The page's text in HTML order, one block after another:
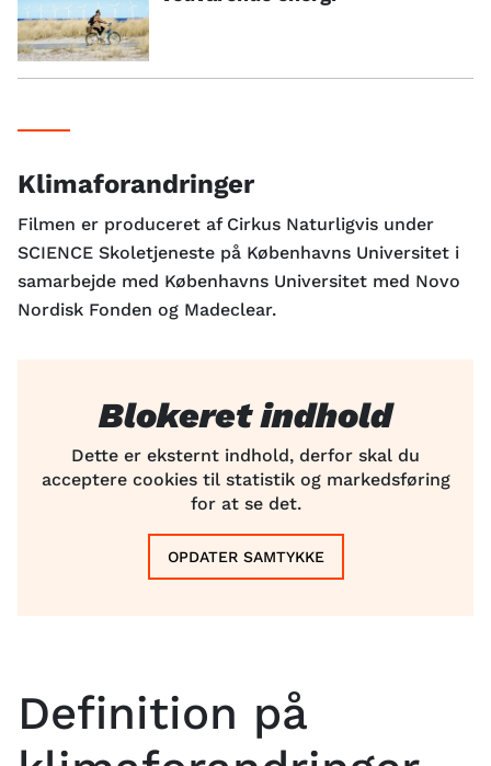
Klimaforandringer
Filmen er produceret af Cirkus Naturligvis under
SCIENCE Skoletjeneste på Københavns Universitet i
samarbejde med Københavns Universitet med Novo
Nordisk Fonden og Madeclear.
Blokeret indhold
Dette er eksternt indhold, derfor skal du
acceptere cookies til statistik og markedsføring
for at se det.
OPDATER SAMTYKKE
Definition på